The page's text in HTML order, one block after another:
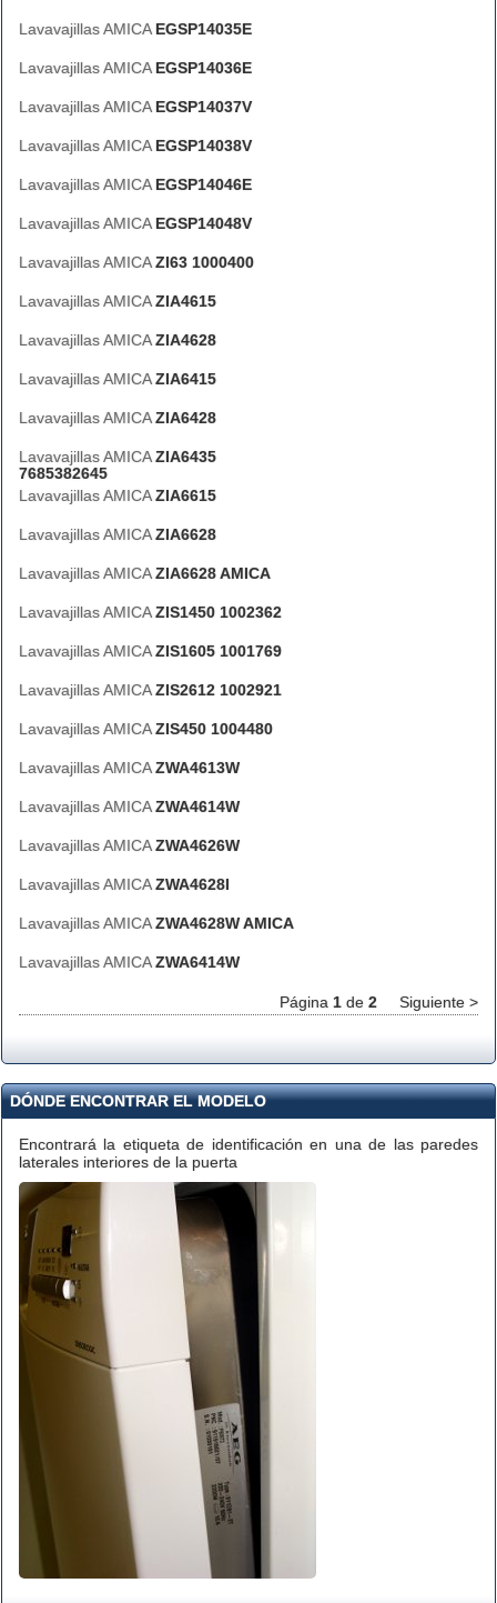
Lavavajillas AMICA EGSP14035E
Lavavajillas AMICA EGSP14036E
Lavavajillas AMICA EGSP14037V
Lavavajillas AMICA EGSP14038V
Lavavajillas AMICA EGSP14046E
Lavavajillas AMICA EGSP14048V
Lavavajillas AMICAZI63 1000400
Lavavajillas AMICAZIA4615
Lavavajillas AMICAZIA4628
Lavavajillas AMICAZIA6415
Lavavajillas AMICAZIA6428
Lavavajillas AMICAZIA6435
7685382645
Lavavajillas AMICAZIA6615
Lavavajillas AMICAZIA6628
Lavavajillas AMICAZIA6628 AMICA
Lavavajillas AMICAZIS1450 1002362
Lavavajillas AMICAZIS1605 1001769
Lavavajillas AMICAZIS2612 1002921
Lavavajillas AMICAZIS450 1004480
Lavavajillas AMICAZWA4613W
Lavavajillas AMICAZWA4614W
Lavavajillas AMICAZWA4626W
Lavavajillas AMICAZWA4628I
Lavavajillas AMICAZWA4628W AMICA
Lavavajillas AMICAZWA6414W
Página 1 de 2 Siguiente >
DÓNDE ENCONTRAR EL MODELO
Encontrará la etiqueta de identificación en una de las paredes
laterales interiores de la puerta